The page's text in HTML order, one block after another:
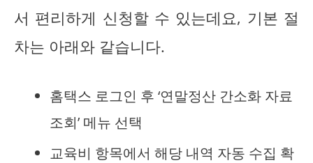
서 편리하게 신청할 수 있는데요, 기본 절
차는 아래와 같습니다.
홈택스 로그인 후 ‘연말정산 간소화 자료
조회’ 메뉴 선택
교육비 항목에서 해당 내역 자동 수집 확